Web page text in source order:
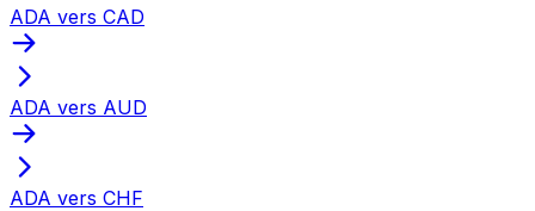
ADA vers CAD
ADA vers AUD
ADA vers CHF